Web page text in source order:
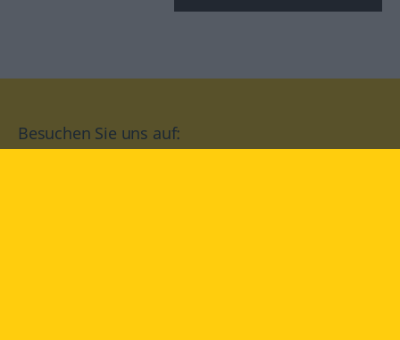
Besuchen Sie uns auf: